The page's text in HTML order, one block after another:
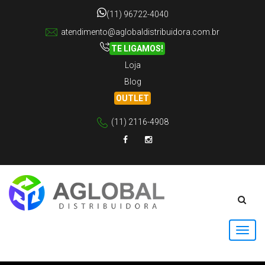
(11) 96722-4040
atendimento@aglobaldistribuidora.com.br
TE LIGAMOS!
Loja
Blog
OUTLET
(11) 2116-4908